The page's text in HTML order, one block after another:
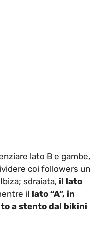
lato B e gambe,
coi followers un
sdraiata, il lato
il lato “A”, in
a stento dal bikini